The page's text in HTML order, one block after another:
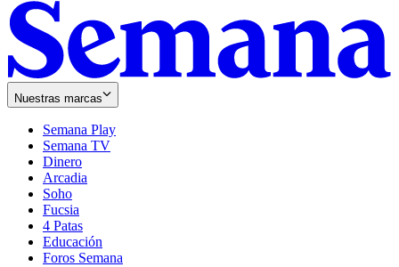
Nuestras marcas
Semana Play
Semana TV
Dinero
Arcadia
Soho
in
new
window
Fucsia
in
new
window
4 Patas
Educación
Foros Semana